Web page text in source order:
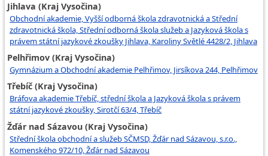
Jihlava (Kraj Vysočina)
Obchodní akademie, Vyšší odborná škola zdravotnická a Střední
zdravotnická škola, Střední odborná škola služeb a Jazyková škola s
právem státní jazykové zkoušky Jihlava, Karoliny Světlé 4428/2, Jihlava
Pelhřimov (Kraj Vysočina)
Gymnázium a Obchodní akademie Pelhřimov, Jirsíkova 244, Pelhřimov
Třebíč (Kraj Vysočina)
Bráfova akademie Třebíč, střední škola a Jazyková škola s právem
státní jazykové zkoušky, Sirotčí 63/4, Třebíč
Žďár nad Sázavou (Kraj Vysočina)
Střední škola obchodní a služeb SČMSD, Žďár nad Sázavou, s.r.o.,
Komenského 972/10, Žďár nad Sázavou